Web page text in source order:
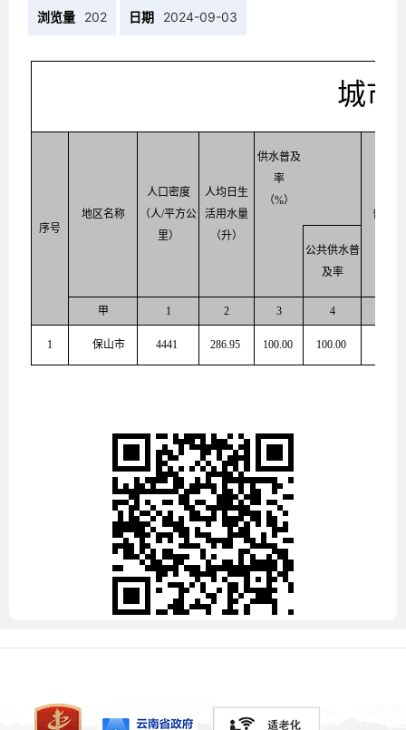
浏览量 202 日期 2024-09-03
城市
序号
地区名称
人口密度
（人/平方公
里）
人均日生
活用水量
（升）
供水普及
率
（%）
普及率
公共供水普
及率
甲 1 2 3 4
1 保山市 4441 286.95 100.00 100.00